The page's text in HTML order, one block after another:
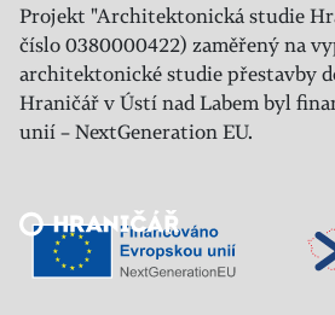
Projekt "Architektonická studie
číslo 0380000422) zaměřený na
architektonické studie přestavby
Hraničář v Ústí nad Labem byl
unií – NextGeneration EU.
Veřejný sál Hraničář, spolek